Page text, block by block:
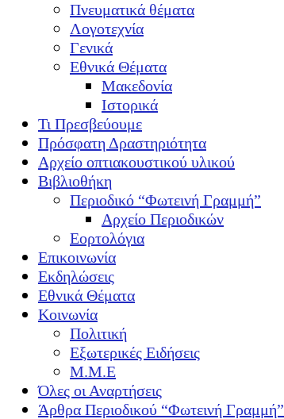
Πνευματικά θέματα
Λογοτεχνία
Γενικά
Εθνικά Θέματα
Μακεδονία
Ιστορικά
Τι Πρεσβεύουμε
Πρόσφατη Δραστηριότητα
Αρχείο οπτιακουστικού υλικού
Βιβλιοθήκη
Περιοδικό “Φωτεινή Γραμμή”
Αρχείο Περιοδικών
Εορτολόγια
Επικοινωνία
Εκδηλώσεις
Εθνικά Θέματα
Κοινωνία
Πολιτική
Εξωτερικές Ειδήσεις
Μ.Μ.Ε
Όλες οι Αναρτήσεις
Άρθρα Περιοδικού “Φωτεινή Γραμμή”